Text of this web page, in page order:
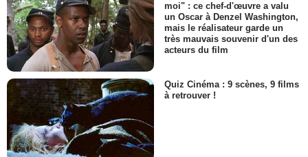
moi" : ce chef-d'œuvre a valu
un Oscar à Denzel Washington,
mais le réalisateur garde un
très mauvais souvenir d'un des
acteurs du film
Quiz Cinéma : 9 scènes, 9 films
à retrouver !